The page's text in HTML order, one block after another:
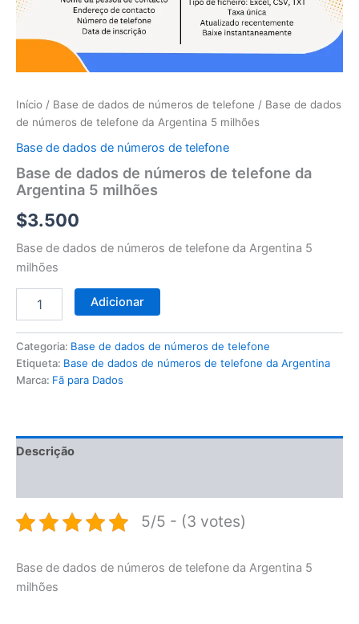
Início / Base de dados de números de telefone / Base de dados
de números de telefone da Argentina 5 milhões
Base de dados de números de telefone
Base de dados de números de telefone da
Argentina 5 milhões
$3.500
Base de dados de números de telefone da Argentina 5
milhões
telefone
Argentina
milhões
Adicionar
Categoria: Base de dados de números de telefone
Etiqueta: Base de dados de números de telefone da Argentina
Marca: Fã para Dados
Descrição
5/5 - (3 votes)
Base de dados de números de telefone da Argentina 5
milhões